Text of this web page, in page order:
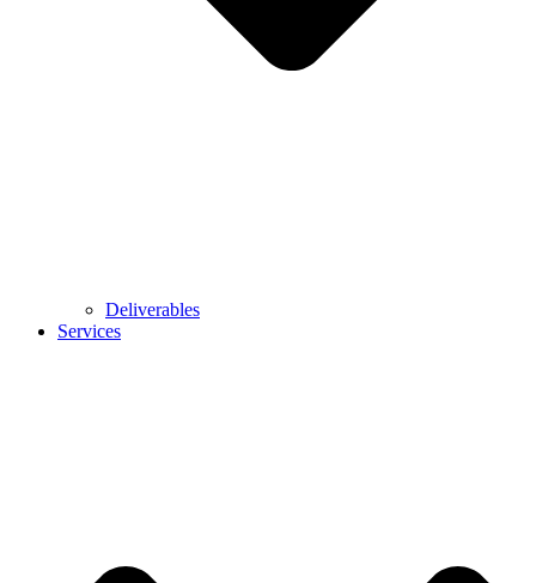
Deliverables
Services